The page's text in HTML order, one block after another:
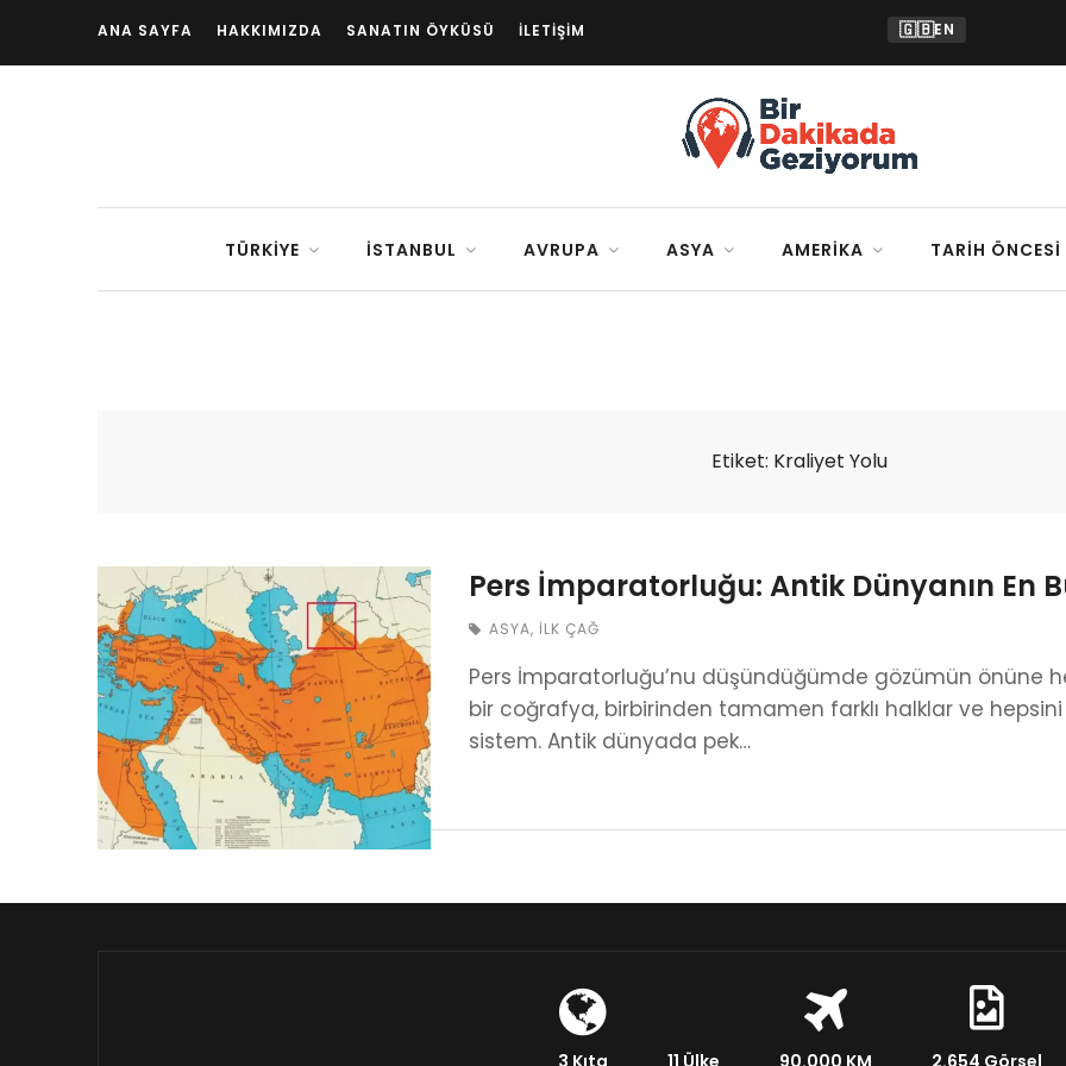
ANA SAYFA HAKKIMIZDA SANATIN ÖYKÜSÜ İLETIŞIM 🇬🇧EN
TÜRKIYE İSTANBUL AVRUPA ASYA AMERIKA TARIH ÖNCESI
Etiket: Kraliyet Yolu
Pers İmparatorluğu: Antik Dünyanın En
ASYA, İLK ÇAĞ
Pers İmparatorluğu’nu düşündüğümde gözümün önüne
bir coğrafya, birbirinden tamamen farklı halklar ve
sistem. Antik dünyada pek…